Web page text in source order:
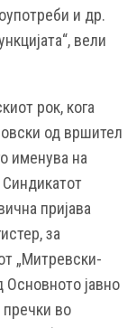
и др.
вели
рок, кога
од вршител
именува на
Синдикатот
пријава
за
„Митревски-
Основното јавно
пречки во